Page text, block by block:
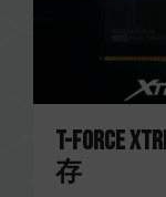
T-FORCE
存